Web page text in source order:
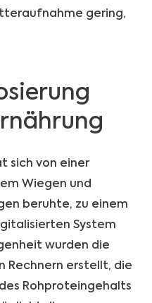
gering,
sich von einer
Wiegen und
beruhte, zu einem
System
wurden die
Rechnern erstellt, die
Rohproteingehalts